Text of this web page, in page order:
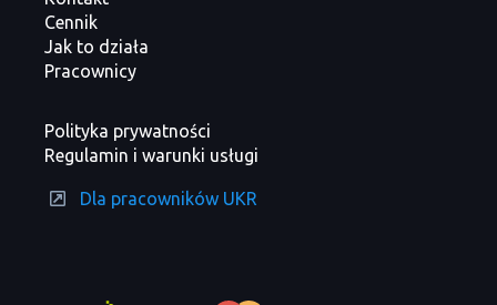
Cennik
Jak to działa
Pracownicy
Polityka prywatności
Regulamin i warunki usługi
Dla pracowników UKR